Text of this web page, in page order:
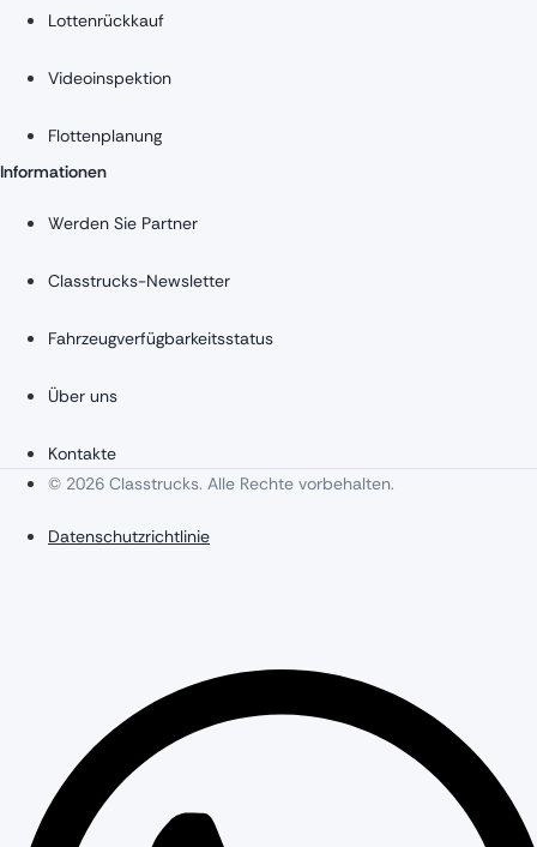
Lottenrückkauf
Videoinspektion
Flottenplanung
Informationen
Werden Sie Partner
Classtrucks-Newsletter
Fahrzeugverfügbarkeitsstatus
Über uns
Kontakte
© 2026 Classtrucks. Alle Rechte vorbehalten.
Datenschutzrichtlinie